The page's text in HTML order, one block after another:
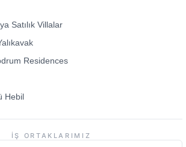
Satılık Villalar
Residences
Hebil
İŞ ORTAKLARIMIZ